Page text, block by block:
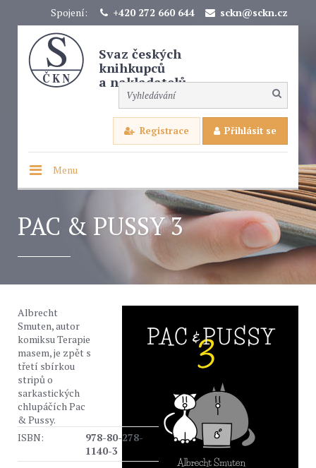
Spojení: +420 272 660 644 sckn@sckn.cz
Svaz českých
knihkupců
a nakladatelů
Registrace Přihlásit se
Menu
PAC & PUSSY 3
Albrecht
Smuten, autor
komiksu Terapie
masem, je zpět s
třetí sbírkou
stripů o
sarkastických
chlupáčích Pac
& Pussy.
ISBN:
978-80-278-
1140-3